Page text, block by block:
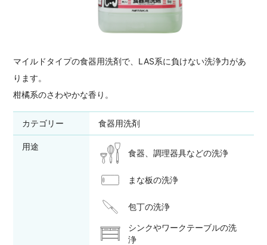
マイルドタイプの食器用洗剤で、LAS系に負けない洗浄力があ
ります。
柑橘系のさわやかな香り。
カテゴリー 食器用洗剤
用途
食器、調理器具などの洗浄
まな板の洗浄
包丁の洗浄
シンクやワークテーブルの洗
浄